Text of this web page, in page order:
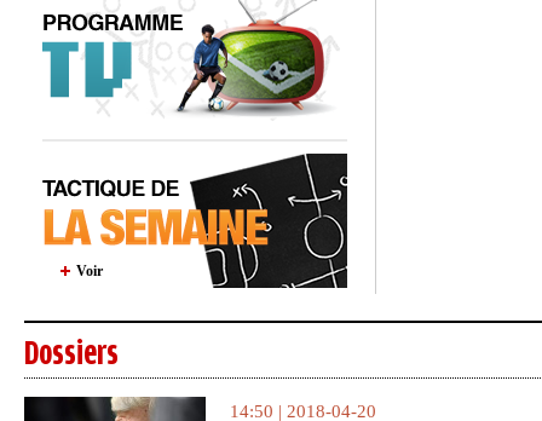
Voir
Dossiers
14:50 | 2018-04-20